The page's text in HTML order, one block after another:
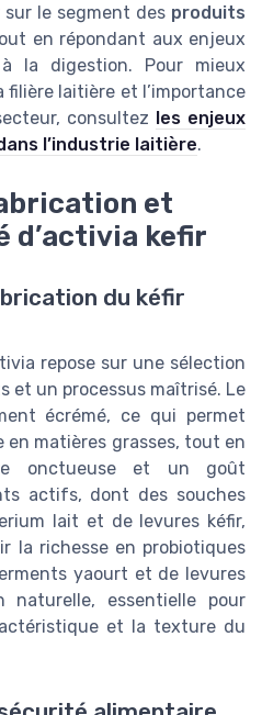
le segment des produits
en répondant aux enjeux
la digestion. Pour mieux
filière laitière et l’importance
consultez les enjeux
l’industrie laitière.
et
d’activia kefir
du kéfir
repose sur une sélection
et un processus maîtrisé. Le
écrémé, ce qui permet
en matières grasses, tout en
onctueuse et un goût
actifs, dont des souches
lait et de levures kéfir,
la richesse en probiotiques
yaourt et de levures
naturelle, essentielle pour
et la texture du